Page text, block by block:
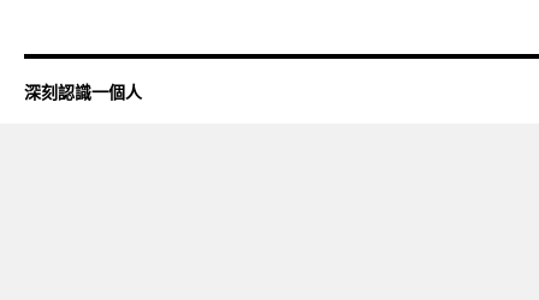
深刻認識一個人